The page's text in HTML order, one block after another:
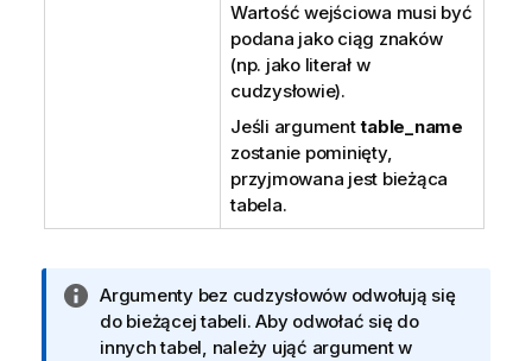
Wartość wejściowa musi być
podana jako ciąg znaków
(np. jako literał w
cudzysłowie).
Jeśli argumenttable_name
zostanie pominięty,
przyjmowana jest bieżąca
tabela.
I
n
f
Argumenty bez cudzysłowów odwołują się
do bieżącej tabeli. Aby odwołać się do
innych tabel, należy ująć argument w